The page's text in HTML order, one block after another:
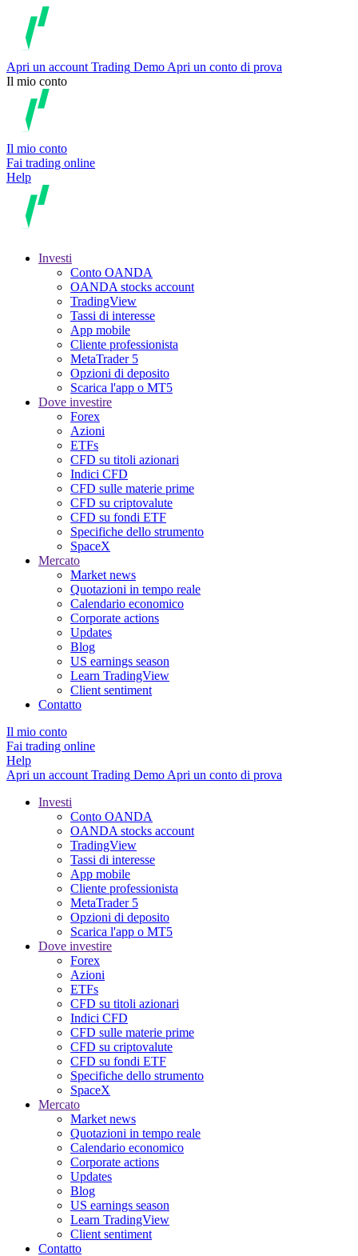
Apri un account Trading Demo Apri un conto di prova
Il mio conto
Il mio conto
Fai trading online
Help
Investi
Conto OANDA
OANDA stocks account
TradingView
Tassi di interesse
App mobile
Cliente professionista
MetaTrader 5
Opzioni di deposito
Scarica l'app o MT5
Dove investire
Forex
Azioni
ETFs
CFD su titoli azionari
Indici CFD
CFD sulle materie prime
CFD su criptovalute
CFD su fondi ETF
Specifiche dello strumento
SpaceX
Mercato
Market news
Quotazioni in tempo reale
Calendario economico
Corporate actions
Updates
Blog
US earnings season
Learn TradingView
Client sentiment
Contatto
Il mio conto
Fai trading online
Help
Apri un account Trading Demo Apri un conto di prova
Investi
Conto OANDA
OANDA stocks account
TradingView
Tassi di interesse
App mobile
Cliente professionista
MetaTrader 5
Opzioni di deposito
Scarica l'app o MT5
Dove investire
Forex
Azioni
ETFs
CFD su titoli azionari
Indici CFD
CFD sulle materie prime
CFD su criptovalute
CFD su fondi ETF
Specifiche dello strumento
SpaceX
Mercato
Market news
Quotazioni in tempo reale
Calendario economico
Corporate actions
Updates
Blog
US earnings season
Learn TradingView
Client sentiment
Contatto